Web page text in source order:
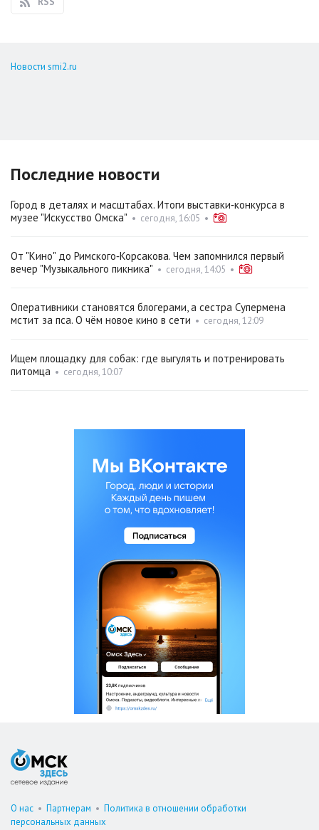
Новости smi2.ru
Последние новости
Город в деталях и масштабах. Итоги выставки‑конкурса в
музее "Искусство Омска" • сегодня, 16:05 •
От "Кино" до Римского‑Корсакова. Чем запомнился первый
вечер "Музыкального пикника" • сегодня, 14:05 •
Оперативники становятся блогерами, а сестра Супермена
мстит за пса. О чём новое кино в сети • сегодня, 12:09
Ищем площадку для собак: где выгулять и потренировать
питомца • сегодня, 10:07
О нас • Партнерам • Политика в отношении обработки
персональных данных